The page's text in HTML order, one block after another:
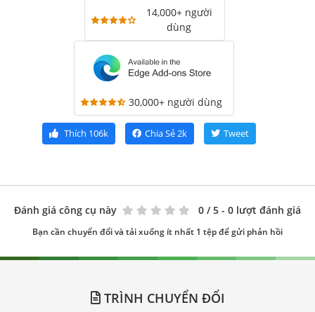
14,000+ người
dùng
30,000+ người dùng
Thích 106k Chia Sẻ2k Tweet
Đánh giá công cụ này 0 / 5 - 0 lượt đánh giá
Bạn cần chuyển đổi và tải xuống ít nhất 1 tệp để gửi phản hồi
TRÌNH CHUYỂN ĐỔI